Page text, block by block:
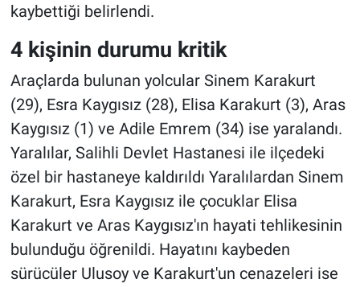
kaybettiği belirlendi.
4 kişinin durumu kritik
Araçlarda bulunan yolcular Sinem Karakurt
(29), Esra Kaygısız (28), Elisa Karakurt (3), Aras
Kaygısız (1) ve Adile Emrem (34) ise yaralandı.
Yaralılar, Salihli Devlet Hastanesi ile ilçedeki
özel bir hastaneye kaldırıldı Yaralılardan Sinem
Karakurt, Esra Kaygısız ile çocuklar Elisa
Karakurt ve Aras Kaygısız'ın hayati tehlikesinin
bulunduğu öğrenildi. Hayatını kaybeden
sürücüler Ulusoy ve Karakurt'un cenazeleri ise